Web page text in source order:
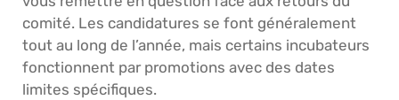
comité. Les candidatures se font généralement
tout au long de l’année, mais certains incubateurs
fonctionnent par promotions avec des dates
limites spécifiques.